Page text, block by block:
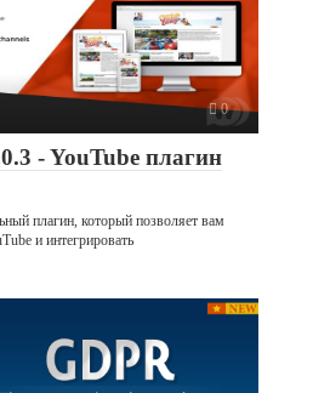
0
- YouTube плагин
плагин, который позволяет вам
и интегрировать